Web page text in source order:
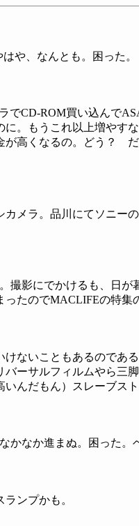
や、なんとも。困った。
CD-ROM買い込んで
。もうこれ以上増やす
が高くなるの。どう？
メラ。品川にてソニー
影にでかけるも、日が
たのでMACLIFEの特集
ないこともあるのである
ーサルフィルムやら三
んだもん）スレーブス
なか進まぬ。困った。
ンプかも。